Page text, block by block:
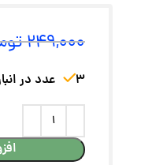
249,000
3 عدد در انبار